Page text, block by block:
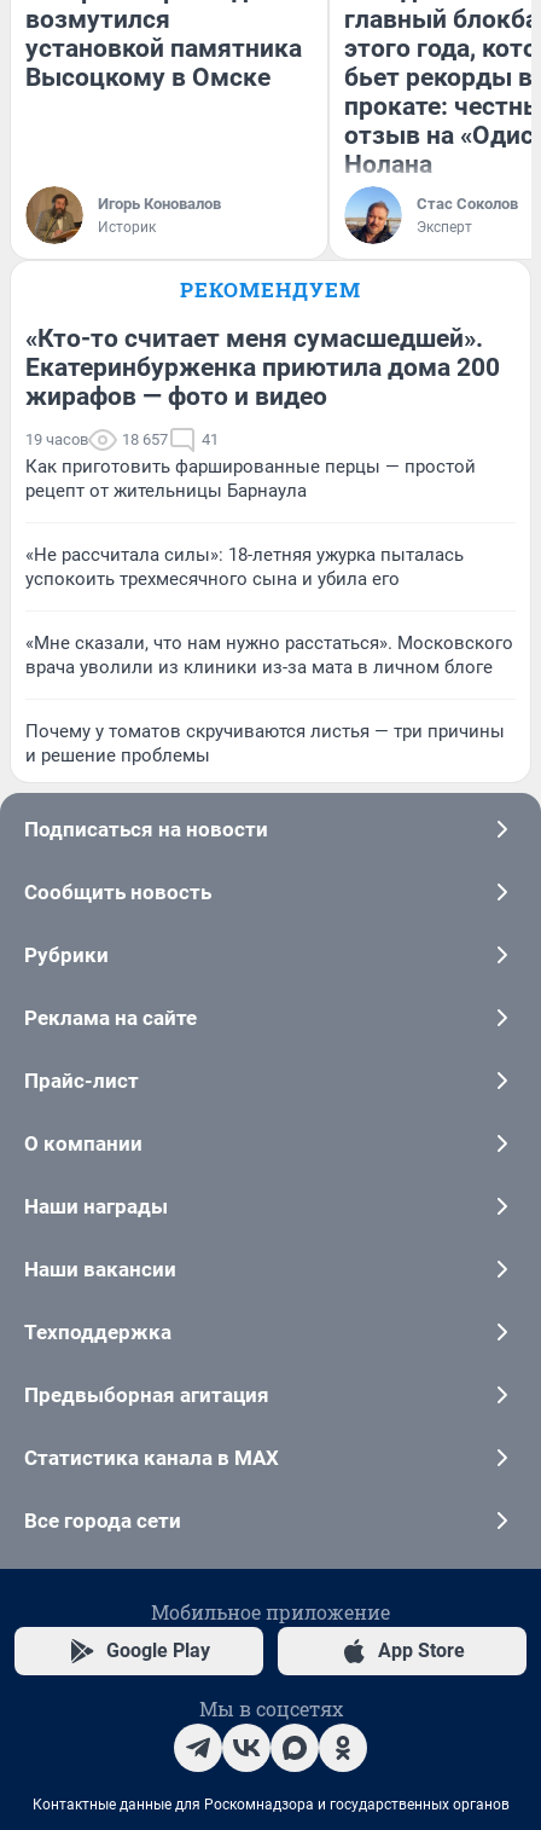
возмутился
установкой памятника
Высоцкому в Омске
Игорь Коновалов
Историк
главный
этого года,
бьет рекорды в
прокате:
отзыв на
Нолана
Стас Соколов
Эксперт
РЕКОМЕНДУЕМ
«Кто-то считает меня сумасшедшей».
Екатеринбурженка приютила дома 200
жирафов — фото и видео
19 часов 18 657 41
Как приготовить фаршированные перцы — простой
рецепт от жительницы Барнаула
«Не рассчитала силы»: 18-летняя ужурка пыталась
успокоить трехмесячного сына и убила его
«Мне сказали, что нам нужно расстаться». Московского
врача уволили из клиники из-за мата в личном блоге
Почему у томатов скручиваются листья — три причины
и решение проблемы
Подписаться на новости
Сообщить новость
Рубрики
Реклама на сайте
Прайс-лист
О компании
Наши награды
Наши вакансии
Техподдержка
Предвыборная агитация
Статистика канала в MAX
Все города сети
Мобильное приложение
Google Play App Store
Мы в соцсетях
Контактные данные для Роскомнадзора и государственных органов